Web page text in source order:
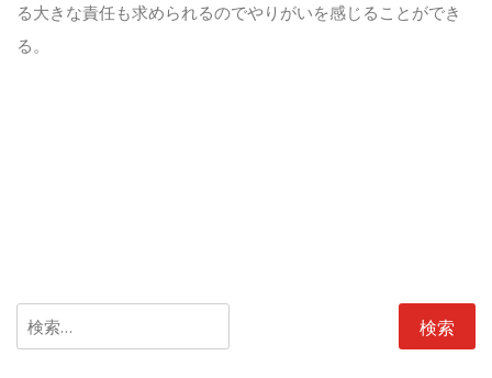
る大きな責任も求められるのでやりがいを感じることができ
る。
検
索: